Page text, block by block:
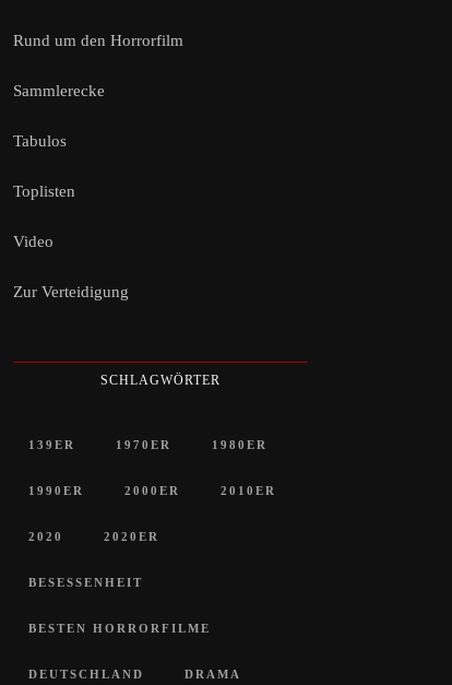
Rund um den Horrorfilm
Sammlerecke
Tabulos
Toplisten
Video
Zur Verteidigung
SCHLAGWÖRTER
139ER 1970ER 1980ER
1990ER 2000ER 2010ER
2020 2020ER
BESESSENHEIT
BESTEN HORRORFILME
DEUTSCHLAND DRAMA